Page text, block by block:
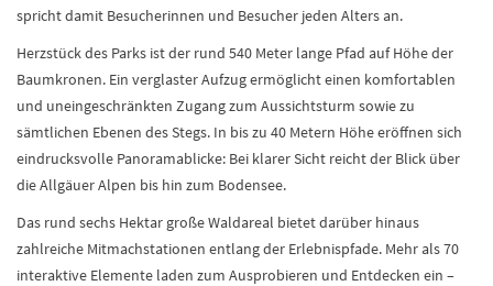
spricht damit Besucherinnen und Besucher jeden Alters an.
Herzstück des Parks ist der rund 540 Meter lange Pfad auf Höhe der
Baumkronen. Ein verglaster Aufzug ermöglicht einen komfortablen
und uneingeschränkten Zugang zum Aussichtsturm sowie zu
sämtlichen Ebenen des Stegs. In bis zu 40 Metern Höhe eröffnen sich
eindrucksvolle Panoramablicke: Bei klarer Sicht reicht der Blick über
die Allgäuer Alpen bis hin zum Bodensee.
Das rund sechs Hektar große Waldareal bietet darüber hinaus
zahlreiche Mitmachstationen entlang der Erlebnispfade. Mehr als 70
interaktive Elemente laden zum Ausprobieren und Entdecken ein –